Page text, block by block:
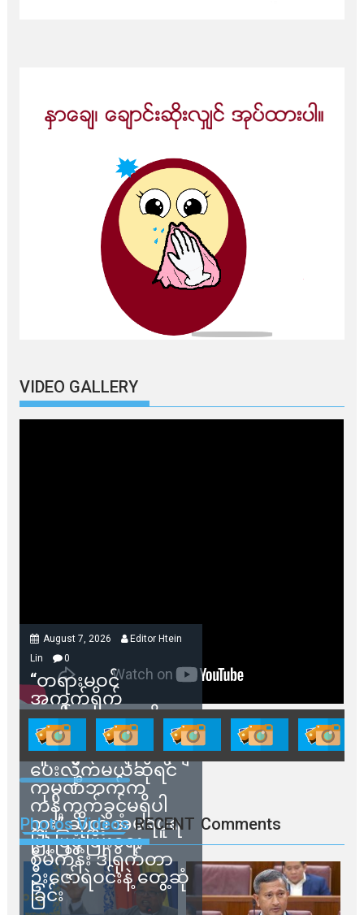
VIDEO GALLERY
August 7, 2026
Editor Htein
Lin
0
“တရားမဝင်
အကွက်ရိုက်
ရောင်းချမှုတွေကို
သက်ဆိုင်ရာတာဝန်ရှိ
သူတွေက ဂရန်တွေချ
ပေးလိုက်မယ်ဆိုရင်
ကုမ္ပဏီဘက်က
ကန့်ကွက်ခွင့်မရှိပါ
ဘူး” ဆိုတဲ့ အမရပူရ
မြို့ပြဖွံ့ဖြိုးရေး
စီမံကိန်း ဒါရိုက်တာ
ဦးဇော်ရဲဝင်းနဲ့ တွေ့ဆုံ
ခြင်း
Photos Videos RECENT Comments